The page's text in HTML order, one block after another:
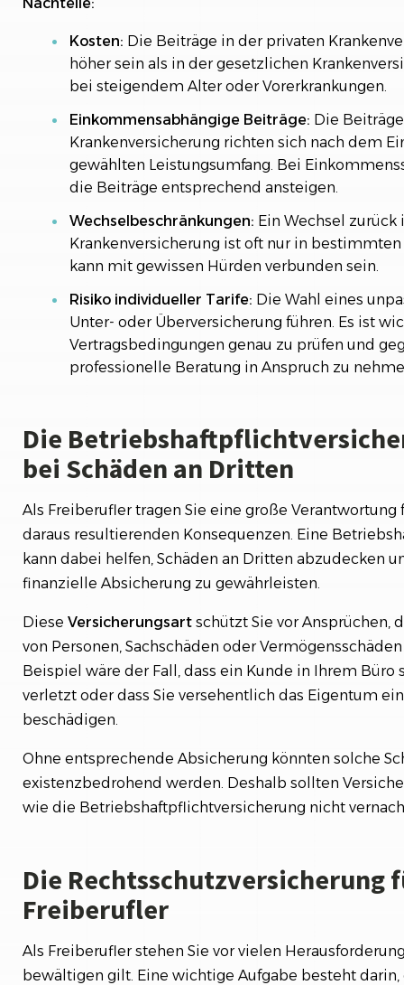
Kosten: Die Beiträge in der privaten
höher sein als in der gesetzlichen
bei steigendem Alter oder Vorerkrankungen.
Einkommensabhängige Beiträge: Die
Krankenversicherung richten sich nach dem
gewählten Leistungsumfang. Bei
die Beiträge entsprechend ansteigen.
Wechselbeschränkungen: Ein Wechsel
Krankenversicherung ist oft nur in
kann mit gewissen Hürden verbunden sein.
Risiko individueller Tarife: Die Wahl eines
Unter- oder Überversicherung führen. Es ist
Vertragsbedingungen genau zu prüfen und
professionelle Beratung in Anspruch zu
Die
bei Schäden an Dritten
Als Freiberufler tragen Sie eine große
daraus resultierenden Konsequenzen. Eine
kann dabei helfen, Schäden an Dritten abzudecken
finanzielle Absicherung zu gewährleisten.
Diese Versicherungsart schützt Sie vor Ansprüchen,
von Personen, Sachschäden oder
Beispiel wäre der Fall, dass ein Kunde in Ihrem Büro
verletzt oder dass Sie versehentlich das Eigentum
beschädigen.
Ohne entsprechende Absicherung könnten solche
existenzbedrohend werden. Deshalb sollten
wie die Betriebshaftpflichtversicherung nicht
Die Rechtsschutzversicherung
Freiberufler
Als Freiberufler stehen Sie vor vielen
bewältigen gilt. Eine wichtige Aufgabe besteht